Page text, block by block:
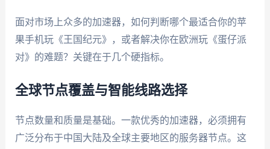
面对市场上众多的加速器，如何判断哪个最适合你的苹
果手机玩《王国纪元》，或者解决你在欧洲玩《蛋仔派
对》的难题？关键在于几个硬指标。
全球节点覆盖与智能线路选择
节点数量和质量是基础。一款优秀的加速器，必须拥有
广泛分布于中国大陆及全球主要地区的服务器节点。这